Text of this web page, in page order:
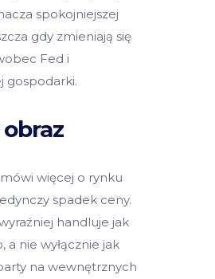
spokojniejszej
gdy zmieniają się
Fed i
gospodarki.
więcej o rynku
spadek ceny.
handluje jak
a nie wyłącznie jak
na wewnętrznych